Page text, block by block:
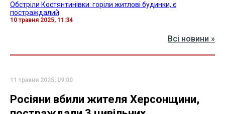
Обстріли Костянтинівки: горіли житлові будинки, є
постраждалий
10 травня 2025, 11:34
Всі новини »
11 травня 2025, 09:00
Росіяни вбили жителя Херсонщини,